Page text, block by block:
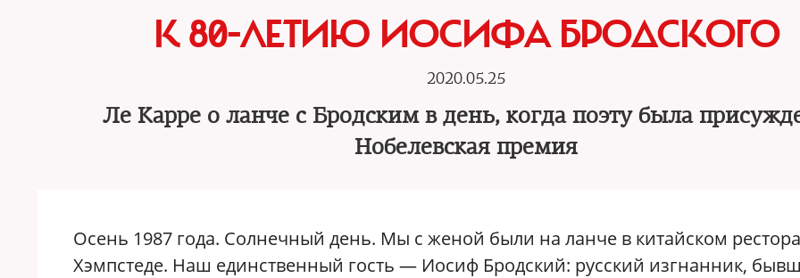
К 80-ЛЕТИЮ ИОСИФА БРОДСКОГО
2020.05.25
Ле Карре о ланче с Бродским в день, когда поэту была
Нобелевская премия
Осень 1987 года. Солнечный день. Мы с женой были на ланче в китайском
Хэмпстеде. Наш единственный гость — Иосиф Бродский: русский изгнанник,